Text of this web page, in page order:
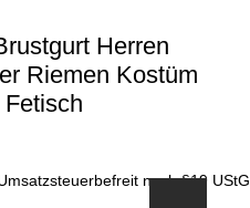
Herren
Riemen Kostüm
nach §19 UStG